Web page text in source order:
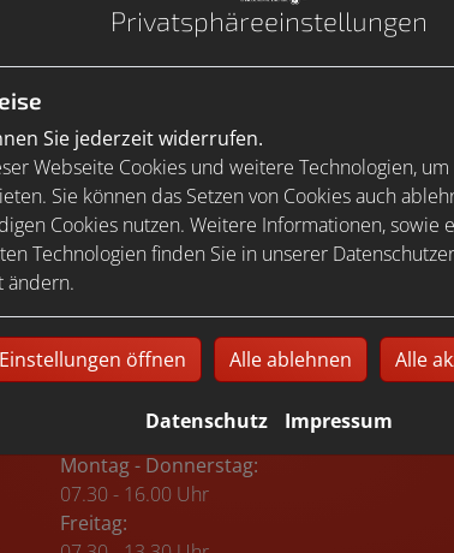
Tool öffnen, um die für dieses Element
Tool öffnen
Öffnungszeiten
Montag - Donnerstag:
07.30 - 16.00 Uhr
Freitag:
Privatsphäre­einstellungen
Sie jederzeit widerrufen.
Webseite Cookies und weitere Technologien,
Sie können das Setzen von Cookies auch
Cookies nutzen. Weitere Informationen,
Technologien finden Sie in unserer
ändern.
Einstellungen öffnen Alle ablehnen Alle
Datenschutz Impressum